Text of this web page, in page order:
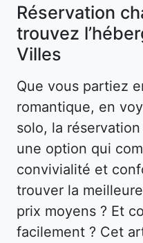
Réservation
trouvez
Villes
Que vous partiez
romantique, en
solo, la
une option qui
convivialité et
trouver la
prix moyens ? Et
facilement ? Cet